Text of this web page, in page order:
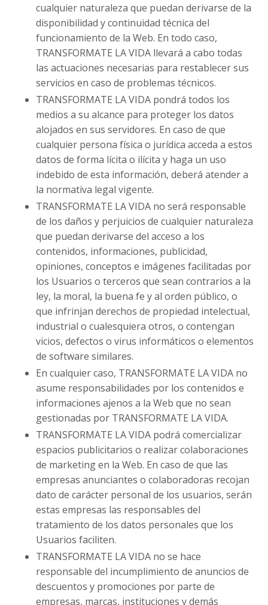
cualquier naturaleza que puedan derivarse de la
disponibilidad y continuidad técnica del
funcionamiento de la Web. En todo caso,
TRANSFORMATE LA VIDA llevará a cabo todas
las actuaciones necesarias para restablecer sus
servicios en caso de problemas técnicos.
TRANSFORMATE LA VIDA pondrá todos los
medios a su alcance para proteger los datos
alojados en sus servidores. En caso de que
cualquier persona física o jurídica acceda a estos
datos de forma lícita o ilícita y haga un uso
indebido de esta información, deberá atender a
la normativa legal vigente.
TRANSFORMATE LA VIDA no será responsable
de los daños y perjuicios de cualquier naturaleza
que puedan derivarse del acceso a los
contenidos, informaciones, publicidad,
opiniones, conceptos e imágenes facilitadas por
los Usuarios o terceros que sean contrarios a la
ley, la moral, la buena fe y al orden público, o
que infrinjan derechos de propiedad intelectual,
industrial o cualesquiera otros, o contengan
vicios, defectos o virus informáticos o elementos
de software similares.
En cualquier caso, TRANSFORMATE LA VIDA no
asume responsabilidades por los contenidos e
informaciones ajenos a la Web que no sean
gestionadas por TRANSFORMATE LA VIDA.
TRANSFORMATE LA VIDA podrá comercializar
espacios publicitarios o realizar colaboraciones
de marketing en la Web. En caso de que las
empresas anunciantes o colaboradoras recojan
dato de carácter personal de los usuarios, serán
estas empresas las responsables del
tratamiento de los datos personales que los
Usuarios faciliten.
TRANSFORMATE LA VIDA no se hace
responsable del incumplimiento de anuncios de
descuentos y promociones por parte de
empresas, marcas, instituciones y demás